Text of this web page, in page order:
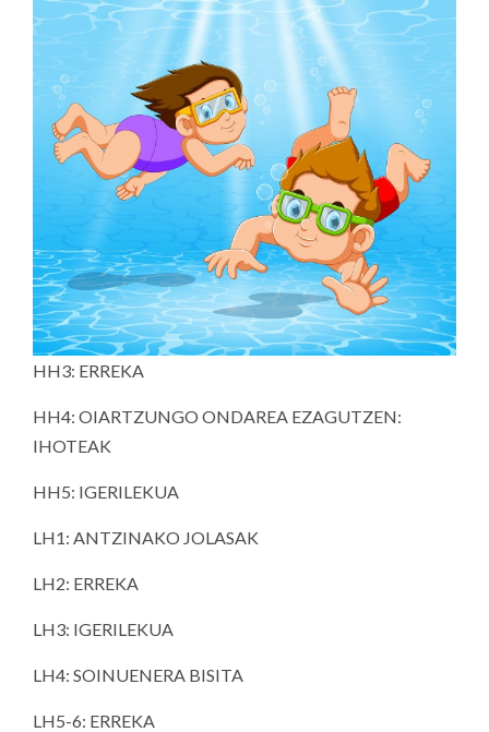
HH3: ERREKA
HH4: OIARTZUNGO ONDAREA EZAGUTZEN:
IHOTEAK
HH5: IGERILEKUA
LH1: ANTZINAKO JOLASAK
LH2: ERREKA
LH3: IGERILEKUA
LH4: SOINUENERA BISITA
LH5-6: ERREKA